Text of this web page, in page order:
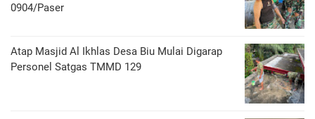
0904/Paser
Atap Masjid Al Ikhlas Desa Biu Mulai Digarap
Personel Satgas TMMD 129